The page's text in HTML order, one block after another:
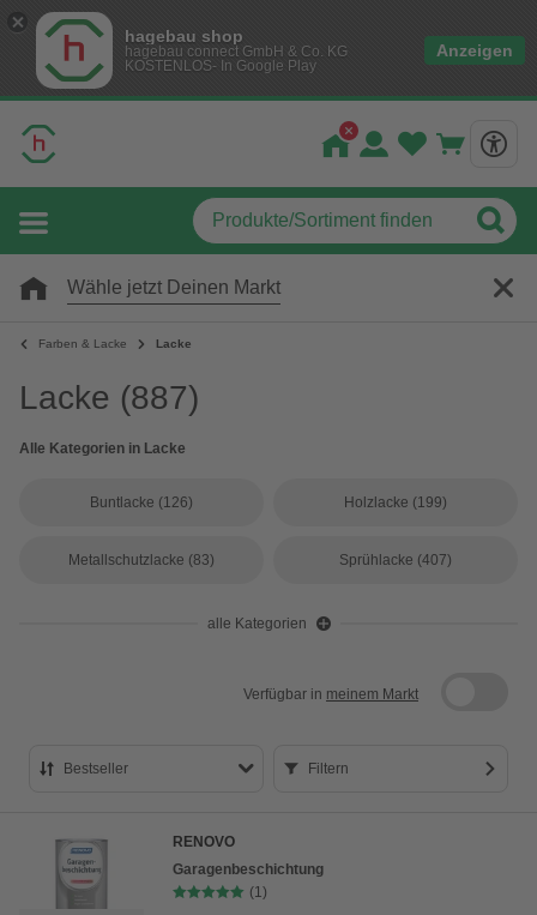
hagebau shop
hagebau connect GmbH & Co. KG
KOSTENLOS- In Google Play
Anzeigen
Wähle jetzt Deinen Markt
Farben & Lacke Lacke
Lacke (887)
Alle Kategorien in Lacke
Buntlacke (126) Holzlacke (199)
Metallschutzlacke (83) Sprühlacke (407)
alle Kategorien
Verfügbar in meinem Markt
Bestseller
Preis aufsteigend
Preis absteigend
Filtern
RENOVO
Garagenbeschichtung
(1)